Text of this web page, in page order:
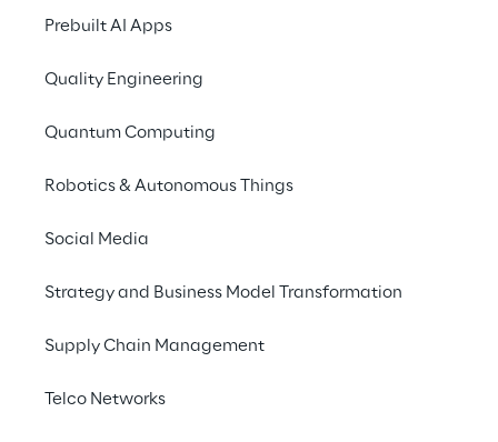
Prebuilt AI Apps
Quality Engineering
Quantum Computing
Robotics & Autonomous Things
Social Media
Strategy and Business Model Transformation
Supply Chain Management
Telco Networks
momento significativo di confronto tra
condividere spunti e soluzioni per
qui.